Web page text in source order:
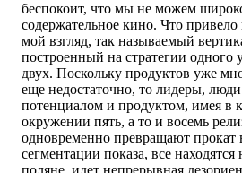
беспокоит, что мы не можем
содержательное кино. Что
мой взгляд, так называемый
построенный на стратегии одного
двух. Поскольку продуктов уже
еще недостаточно, то лидеры,
потенциалом и продуктом, имея в
окружении пять, а то и восемь
одновременно превращают прокат
сегментации показа, все